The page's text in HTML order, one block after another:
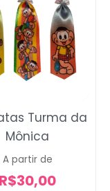
Turma da
Mônica
A partir de
R$30,00